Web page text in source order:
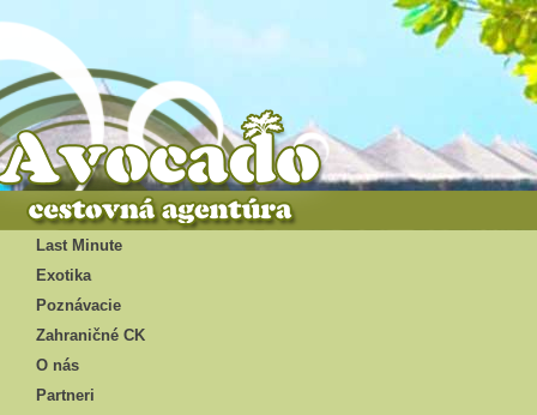
Last Minute
Exotika
Poznávacie
Zahraničné CK
O nás
Partneri